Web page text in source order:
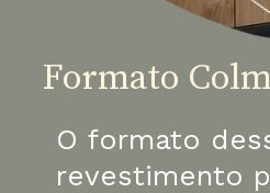
O formato
revestimento
Formato